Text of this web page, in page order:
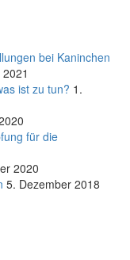
bei Kaninchen
ist zu tun? 1.
für die
2020
5. Dezember 2018